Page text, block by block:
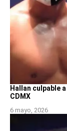
Hallan culpable
CDMX
6 mayo, 2026